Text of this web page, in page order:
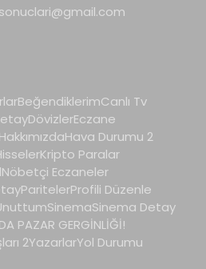
BeğendiklerimCanlı Tv
DövizlerEczane
HakkımızdaHava Durumu 2
Kripto Paralar
Nöbetçi Eczaneler
ParitelerProfili Düzenle
SinemaSinema Detay
PAZAR GERGİNLİĞİ!
2YazarlarYol Durumu